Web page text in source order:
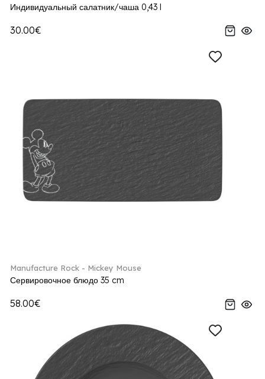
Индивидуальный салатник/чаша 0,43 l
30.00€
Manufacture Rock - Mickey Mouse
Сервировочное блюдо 35 cm
58.00€